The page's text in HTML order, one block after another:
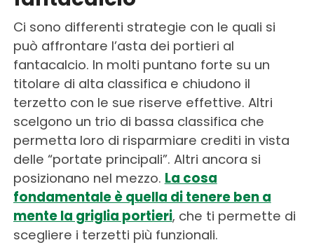
Ci sono differenti strategie con le quali si
può affrontare l’asta dei portieri al
fantacalcio. In molti puntano forte su un
titolare di alta classifica e chiudono il
terzetto con le sue riserve effettive. Altri
scelgono un trio di bassa classifica che
permetta loro di risparmiare crediti in vista
delle “portate principali”. Altri ancora si
posizionano nel mezzo. La cosa
fondamentale è quella di tenere ben a
mente la griglia portieri, che ti permette di
scegliere i terzetti più funzionali.